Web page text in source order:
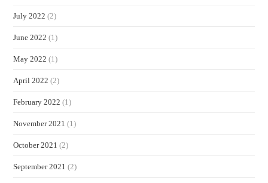
July 2022 (2)
June 2022 (1)
May 2022 (1)
April 2022 (2)
February 2022 (1)
November 2021 (1)
October 2021 (2)
September 2021 (2)